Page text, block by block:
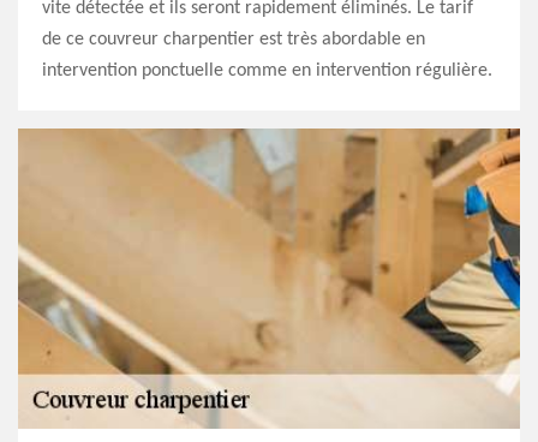
vite détectée et ils seront rapidement éliminés. Le tarif
de ce couvreur charpentier est très abordable en
intervention ponctuelle comme en intervention régulière.